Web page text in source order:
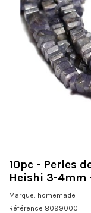
10pc - Perles
Heishi 3-4mm
Marque: homemade
Référence 8099000